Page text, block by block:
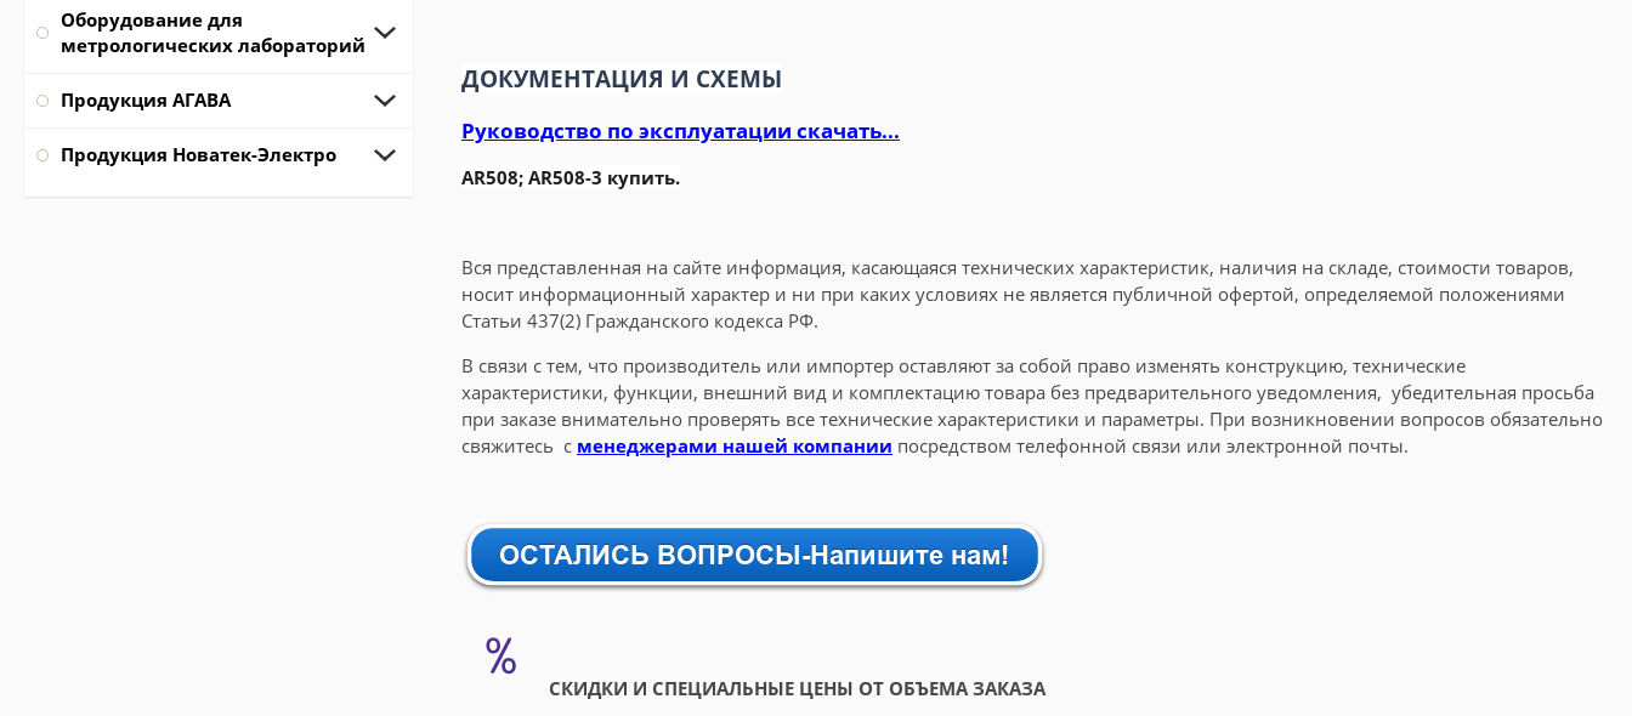
Оборудование для
метрологических лабораторий
Продукция АГАВА
Продукция Новатек-Электро
ДОКУМЕНТАЦИЯ И СХЕМЫ
Руководство по эксплуатации скачать...
AR508; AR508-3 купить.
Вся представленная на сайте информация, касающаяся технических характеристик, наличия на складе, стоимости товаров,
носит информационный характер и ни при каких условиях не является публичной офертой, определяемой положениями
Статьи 437(2) Гражданского кодекса РФ.
В связи с тем, что производитель или импортер оставляют за собой право изменять конструкцию, технические
характеристики, функции, внешний вид и комплектацию товара без предварительного уведомления, убедительная просьба
при заказе внимательно проверять все технические характеристики и параметры. При возникновении вопросов обязательно
свяжитесь с менеджерами нашей компании посредством телефонной связи или электронной почты.
СКИДКИ И СПЕЦИАЛЬНЫЕ ЦЕНЫ ОТ ОБЪЕМА ЗАКАЗА